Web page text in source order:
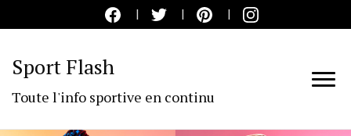
Sport Flash
Toute l'info sportive en continu